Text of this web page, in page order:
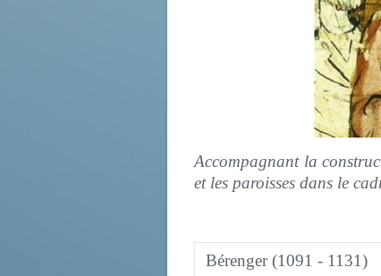
Accompagnant la
et les paroisses dans le
Bérenger (1091 - 1131)